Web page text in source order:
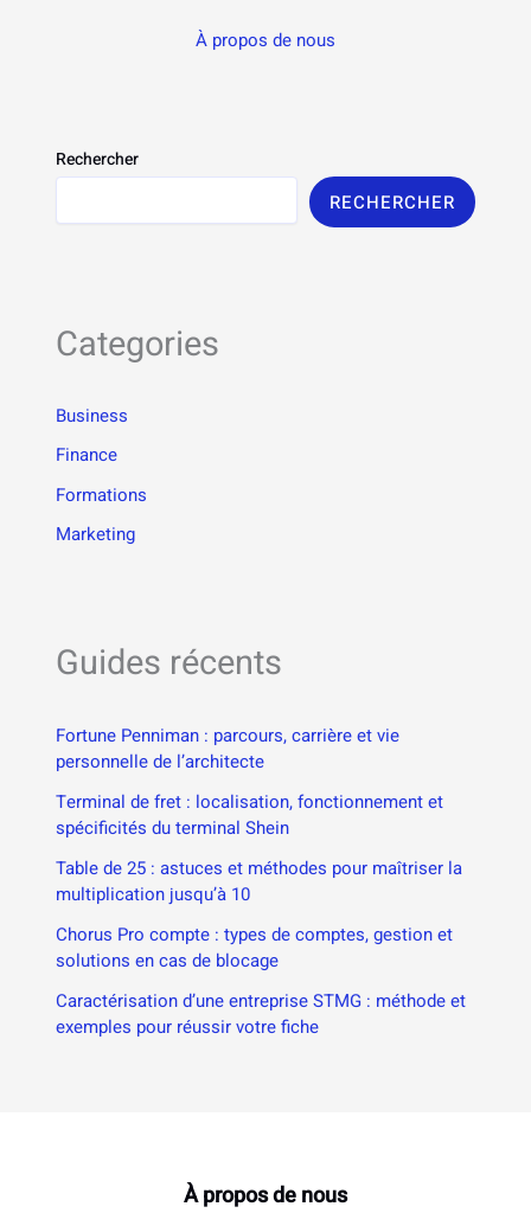
À propos de nous
Rechercher
RECHERCHER
Categories
Business
Finance
Formations
Marketing
Guides récents
Fortune Penniman : parcours, carrière et vie
personnelle de l’architecte
Terminal de fret : localisation, fonctionnement et
spécificités du terminal Shein
Table de 25 : astuces et méthodes pour maîtriser la
multiplication jusqu’à 10
Chorus Pro compte : types de comptes, gestion et
solutions en cas de blocage
Caractérisation d’une entreprise STMG : méthode et
exemples pour réussir votre fiche
À propos de nous